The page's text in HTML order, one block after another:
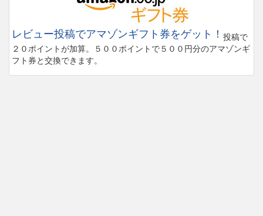
レビュー投稿でアマゾンギフト券をゲット！ 投稿で
２０ポイントが加算。５００ポイントで５００円分のアマゾンギ
フト券と交換できます。